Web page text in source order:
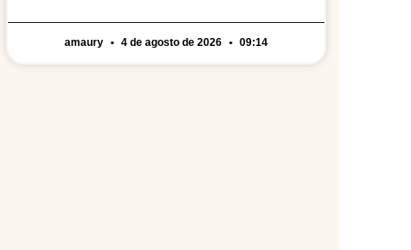
amaury 4 de agosto de 2026 09:14